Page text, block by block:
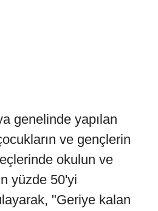
genelinde yapılan
ve gençlerin
okulun ve
yüzde 50'yi
"Geriye kalan